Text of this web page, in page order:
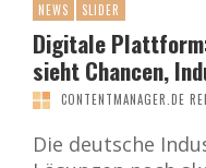
NEWS SLIDER
Digitale
sieht Chancen,
CONTENTMANAGER.DE
Die deutsche